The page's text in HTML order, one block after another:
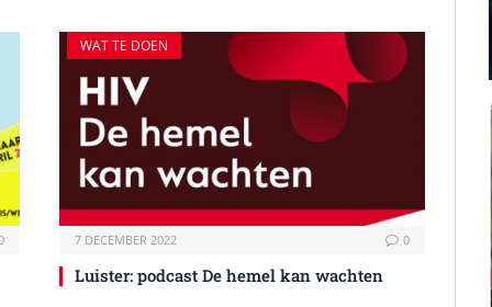
WAT TE DOEN
7 DECEMBER 2022 0
Luister: podcast De hemel kan wachten